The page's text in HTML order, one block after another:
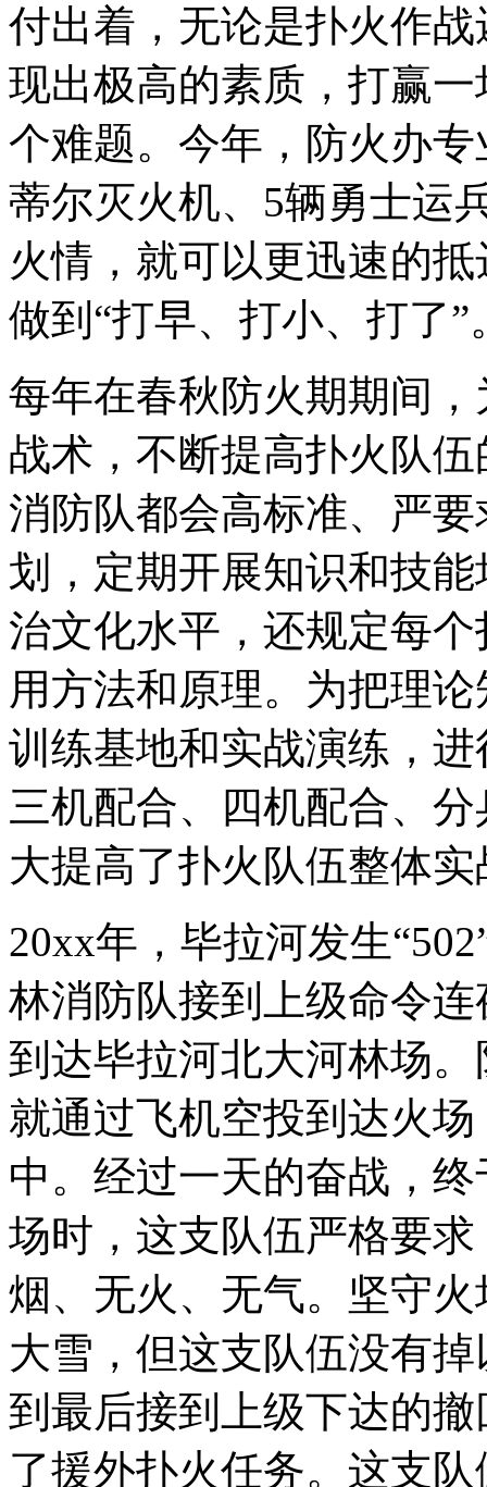
付出着，无论是扑火作
现出极高的素质，打赢
个难题。今年，防火办
蒂尔灭火机、5辆勇士运
火情，就可以更迅速的
做到“打早、打小、打了”
每年在春秋防火期期间
战术，不断提高扑火队
消防队都会高标准、严
划，定期开展知识和技
治文化水平，还规定每
用方法和原理。为把理
训练基地和实战演练，
三机配合、四机配合、
大提高了扑火队伍整体
20xx年，毕拉河发生
林消防队接到上级命令
到达毕拉河北大河林场
就通过飞机空投到达火
中。经过一天的奋战，
场时，这支队伍严格要
烟、无火、无气。坚守
大雪，但这支队伍没有
到最后接到上级下达的
了援外扑火任务。这支